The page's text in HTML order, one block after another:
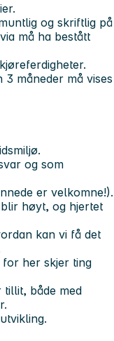
og skriftlig på
må ha bestått
måneder må vises
og som
er velkomne!).
høyt, og hjertet
kan vi få det
for her skjer ting
tillit, både med